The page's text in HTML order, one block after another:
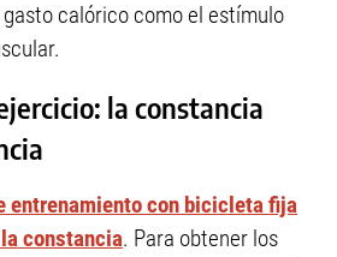
calórico como el estímulo
la constancia
entrenamiento con bicicleta fija
constancia. Para obtener los